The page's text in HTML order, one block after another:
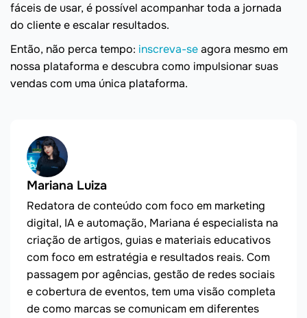
fáceis de usar, é possível acompanhar toda a jornada
do cliente e escalar resultados.
Então, não perca tempo: inscreva-seagora mesmo em
nossa plataforma e descubra como impulsionar suas
vendas com uma única plataforma.
Mariana Luiza
Redatora de conteúdo com foco em marketing
digital, IA e automação, Mariana é especialista na
criação de artigos, guias e materiais educativos
com foco em estratégia e resultados reais. Com
passagem por agências, gestão de redes sociais
e cobertura de eventos, tem uma visão completa
de como marcas se comunicam em diferentes